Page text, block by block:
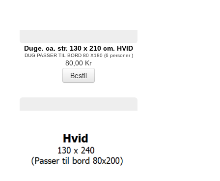
Duge. ca. str. 130 x 210 cm. HVID
DUG PASSER TIL BORD 80 X180 (6 personer )
80,00 Kr